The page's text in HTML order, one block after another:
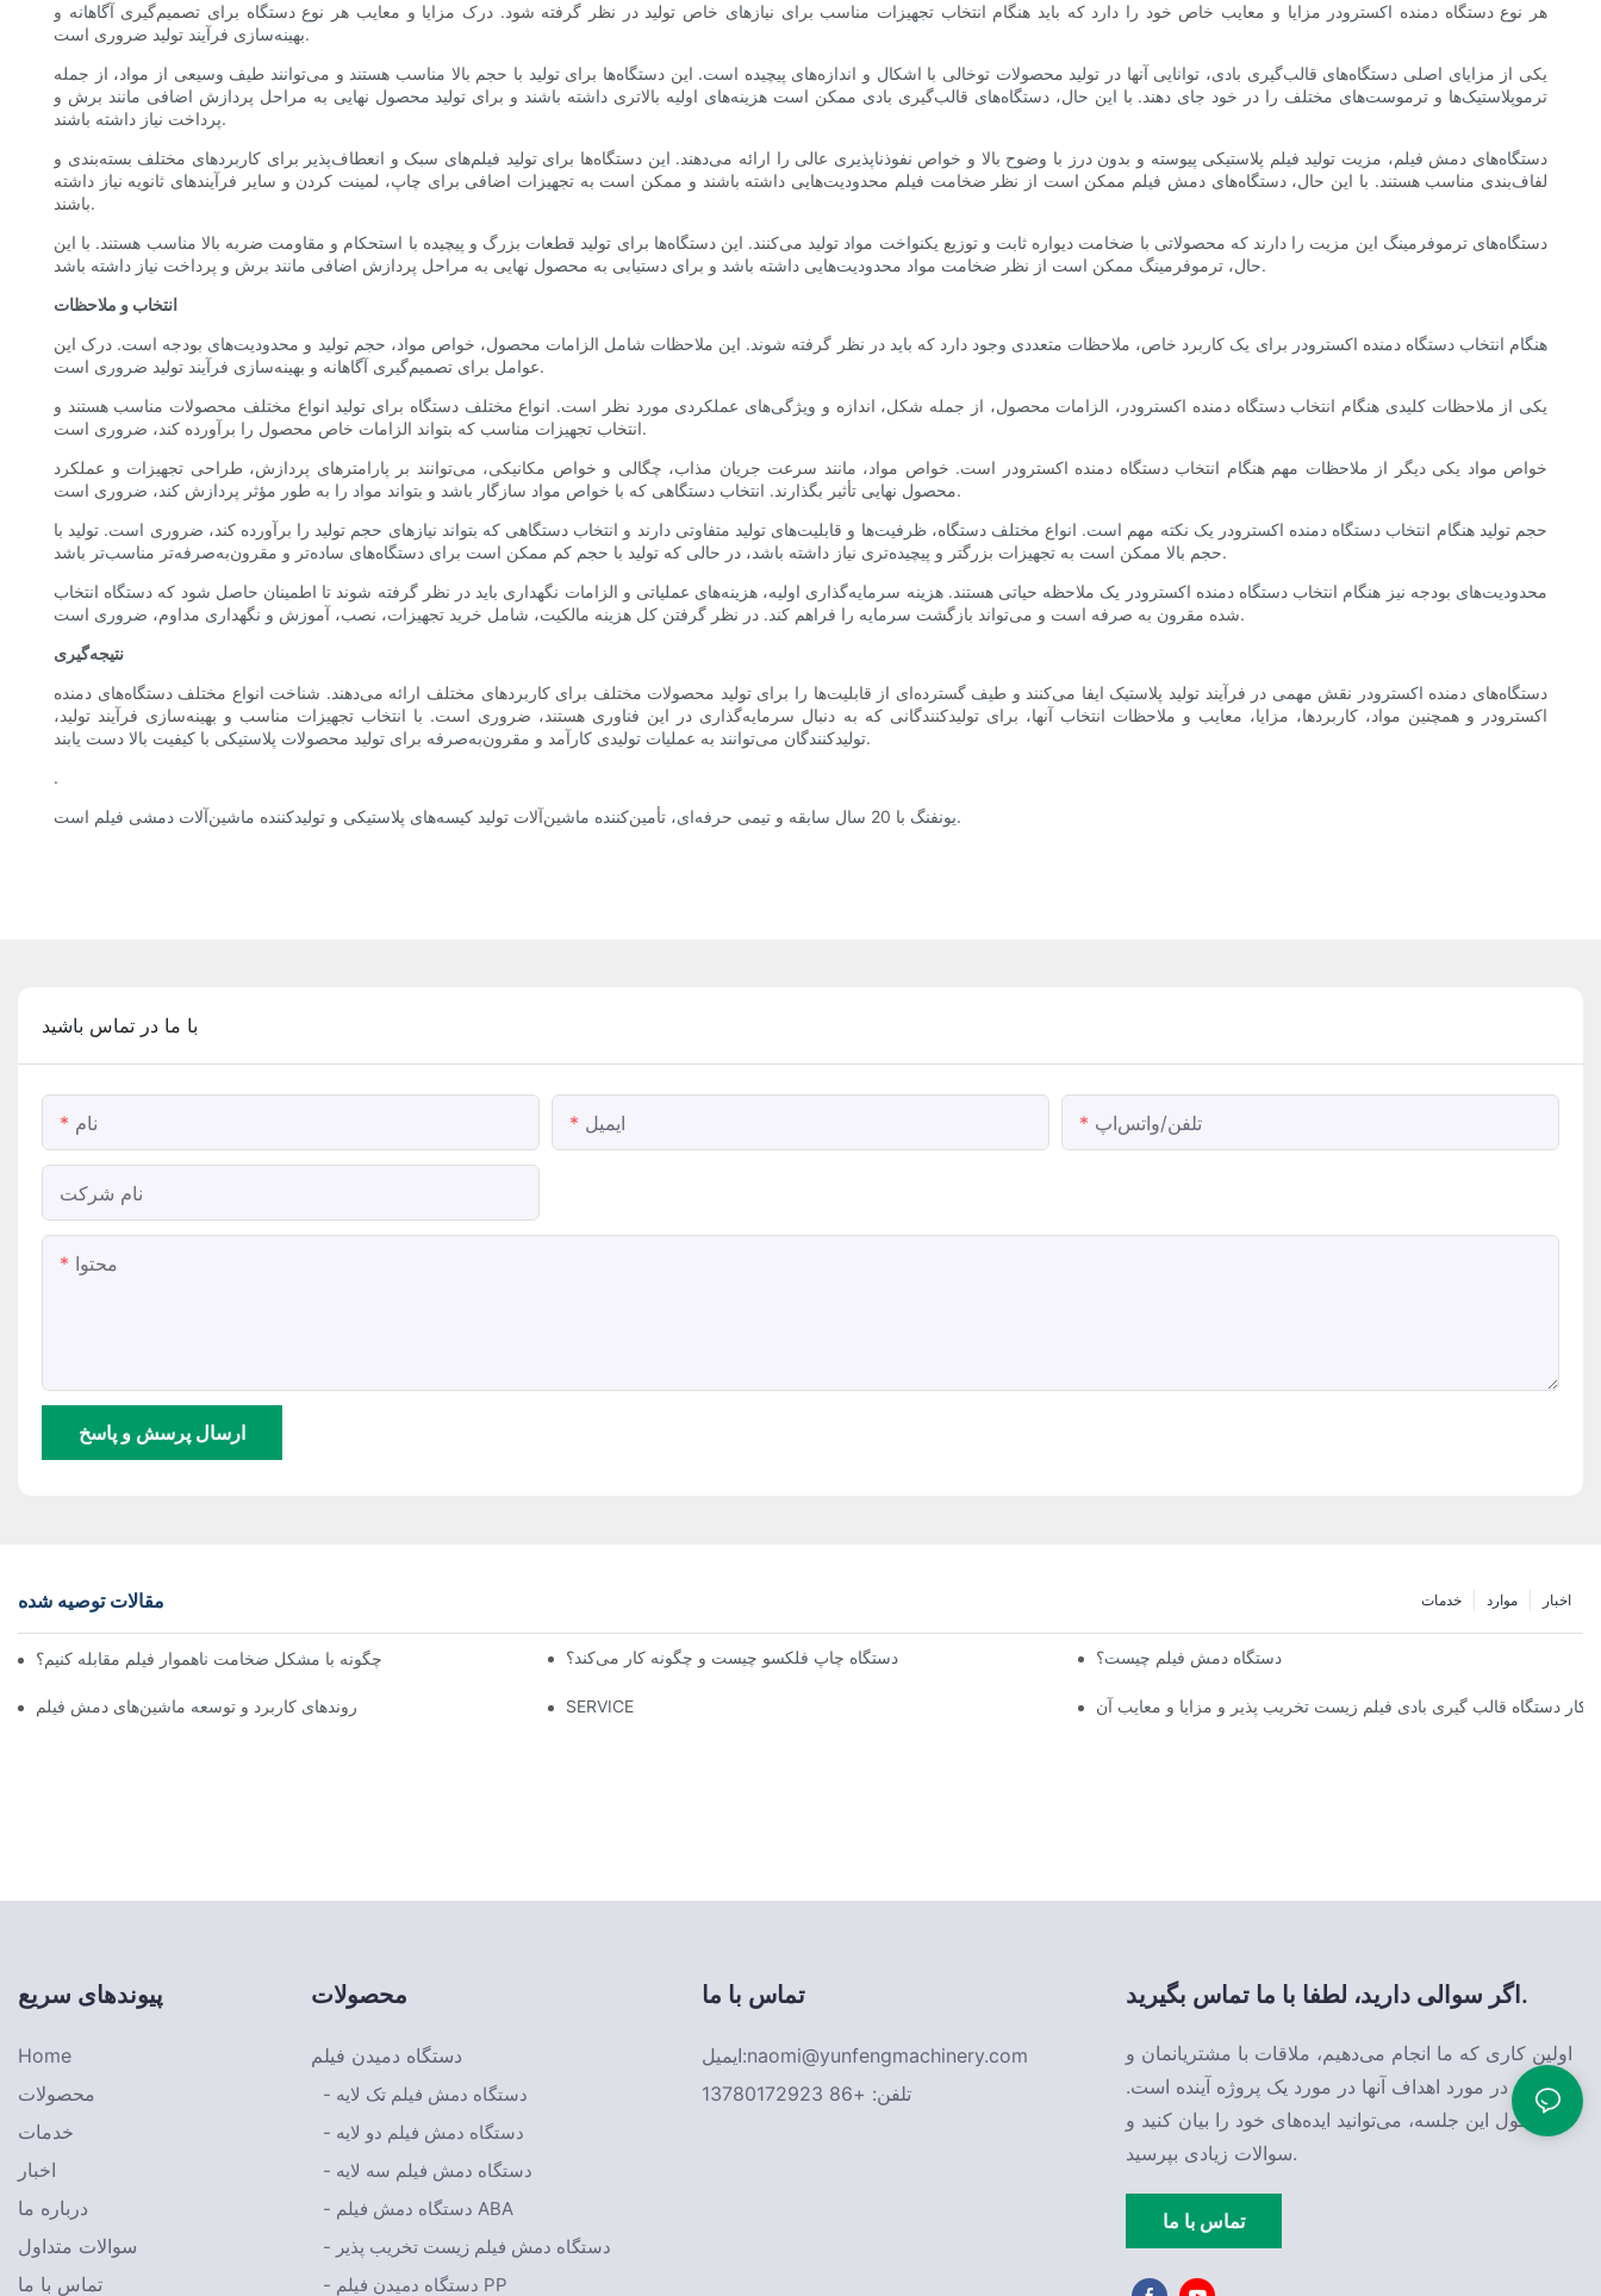
هر نوع دستگاه دمنده اکسترودر مزایا و معایب خاص خود را دارد که باید هنگام انتخاب تجهیزات مناسب برای نیازهای خاص تولید در نظر گرفته شود. درک مزایا و معایب هر نوع دستگاه برای تصمیم‌گیری آگاهانه و
بهینه‌سازی فرآیند تولید ضروری است.
یکی از مزایای اصلی دستگاه‌های قالب‌گیری بادی، توانایی آنها در تولید محصولات توخالی با اشکال و اندازه‌های پیچیده است. این دستگاه‌ها برای تولید با حجم بالا مناسب هستند و می‌توانند طیف وسیعی از مواد، از جمله
ترموپلاستیک‌ها و ترموست‌های مختلف را در خود جای دهند. با این حال، دستگاه‌های قالب‌گیری بادی ممکن است هزینه‌های اولیه بالاتری داشته باشند و برای تولید محصول نهایی به مراحل پردازش اضافی مانند برش و
پرداخت نیاز داشته باشند.
دستگاه‌های دمش فیلم، مزیت تولید فیلم پلاستیکی پیوسته و بدون درز با وضوح بالا و خواص نفوذناپذیری عالی را ارائه می‌دهند. این دستگاه‌ها برای تولید فیلم‌های سبک و انعطاف‌پذیر برای کاربردهای مختلف بسته‌بندی و
لفاف‌بندی مناسب هستند. با این حال، دستگاه‌های دمش فیلم ممکن است از نظر ضخامت فیلم محدودیت‌هایی داشته باشند و ممکن است به تجهیزات اضافی برای چاپ، لمینت کردن و سایر فرآیندهای ثانویه نیاز داشته
باشند.
دستگاه‌های ترموفرمینگ این مزیت را دارند که محصولاتی با ضخامت دیواره ثابت و توزیع یکنواخت مواد تولید می‌کنند. این دستگاه‌ها برای تولید قطعات بزرگ و پیچیده با استحکام و مقاومت ضربه بالا مناسب هستند. با این
حال، ترموفرمینگ ممکن است از نظر ضخامت مواد محدودیت‌هایی داشته باشد و برای دستیابی به محصول نهایی به مراحل پردازش اضافی مانند برش و پرداخت نیاز داشته باشد.
انتخاب و ملاحظات
هنگام انتخاب دستگاه دمنده اکسترودر برای یک کاربرد خاص، ملاحظات متعددی وجود دارد که باید در نظر گرفته شوند. این ملاحظات شامل الزامات محصول، خواص مواد، حجم تولید و محدودیت‌های بودجه است. درک این
عوامل برای تصمیم‌گیری آگاهانه و بهینه‌سازی فرآیند تولید ضروری است.
یکی از ملاحظات کلیدی هنگام انتخاب دستگاه دمنده اکسترودر، الزامات محصول، از جمله شکل، اندازه و ویژگی‌های عملکردی مورد نظر است. انواع مختلف دستگاه برای تولید انواع مختلف محصولات مناسب هستند و
انتخاب تجهیزات مناسب که بتواند الزامات خاص محصول را برآورده کند، ضروری است.
خواص مواد یکی دیگر از ملاحظات مهم هنگام انتخاب دستگاه دمنده اکسترودر است. خواص مواد، مانند سرعت جریان مذاب، چگالی و خواص مکانیکی، می‌توانند بر پارامترهای پردازش، طراحی تجهیزات و عملکرد
محصول نهایی تأثیر بگذارند. انتخاب دستگاهی که با خواص مواد سازگار باشد و بتواند مواد را به طور مؤثر پردازش کند، ضروری است.
حجم تولید هنگام انتخاب دستگاه دمنده اکسترودر یک نکته مهم است. انواع مختلف دستگاه، ظرفیت‌ها و قابلیت‌های تولید متفاوتی دارند و انتخاب دستگاهی که بتواند نیازهای حجم تولید را برآورده کند، ضروری است. تولید با
حجم بالا ممکن است به تجهیزات بزرگتر و پیچیده‌تری نیاز داشته باشد، در حالی که تولید با حجم کم ممکن است برای دستگاه‌های ساده‌تر و مقرون‌به‌صرفه‌تر مناسب‌تر باشد.
محدودیت‌های بودجه نیز هنگام انتخاب دستگاه دمنده اکسترودر یک ملاحظه حیاتی هستند. هزینه سرمایه‌گذاری اولیه، هزینه‌های عملیاتی و الزامات نگهداری باید در نظر گرفته شوند تا اطمینان حاصل شود که دستگاه انتخاب
شده مقرون به صرفه است و می‌تواند بازگشت سرمایه را فراهم کند. در نظر گرفتن کل هزینه مالکیت، شامل خرید تجهیزات، نصب، آموزش و نگهداری مداوم، ضروری است.
نتیجه‌گیری
دستگاه‌های دمنده اکسترودر نقش مهمی در فرآیند تولید پلاستیک ایفا می‌کنند و طیف گسترده‌ای از قابلیت‌ها را برای تولید محصولات مختلف برای کاربردهای مختلف ارائه می‌دهند. شناخت انواع مختلف دستگاه‌های دمنده
اکسترودر و همچنین مواد، کاربردها، مزایا، معایب و ملاحظات انتخاب آنها، برای تولیدکنندگانی که به دنبال سرمایه‌گذاری در این فناوری هستند، ضروری است. با انتخاب تجهیزات مناسب و بهینه‌سازی فرآیند تولید،
تولیدکنندگان می‌توانند به عملیات تولیدی کارآمد و مقرون‌به‌صرفه برای تولید محصولات پلاستیکی با کیفیت بالا دست یابند.
.
یونفنگ با 20 سال سابقه و تیمی حرفه‌ای، تأمین‌کننده ماشین‌آلات تولید کیسه‌های پلاستیکی و تولیدکننده ماشین‌آلات دمشی فیلم است.
با ما در تماس باشید
نام ایمیل تلفن/واتس‌اپ
نام شرکت
محتوا
ارسال پرسش و پاسخ
مقالات توصیه شده اخبار موارد خدمات
سوالات متداول در مورد تجهیزات دستگاه فیلم دمشی: چگونه با مشکل ضخامت ناهموار فیلم مقابله کنیم؟
دستگاه چاپ فلکسو چیست و چگونه کار می‌کند؟ دستگاه دمش فیلم چیست؟
روندهای کاربرد و توسعه ماشین‌های دمش فیلم SERVICE کار دستگاه قالب گیری بادی فیلم زیست تخریب پذیر و مزایا و معایب آن
پیوندهای سریع
Home
محصولات
خدمات
اخبار
درباره ما
سوالات متداول
تماس با ما
محصولات
دستگاه دمیدن فیلم
- دستگاه دمش فیلم تک لایه
- دستگاه دمش فیلم دو لایه
- دستگاه دمش فیلم سه لایه
- دستگاه دمش فیلم ABA
- دستگاه دمش فیلم زیست تخریب پذیر
- دستگاه دمیدن فیلم PP
تماس با ما
ایمیل:naomi@yunfengmachinery.com
تلفن: +86 13780172923
اگر سوالی دارید، لطفا با ما تماس بگیرید.
اولین کاری که ما انجام می‌دهیم، ملاقات با مشتریانمان و
صحبت در مورد اهداف آنها در مورد یک پروژه آینده است.
در طول این جلسه، می‌توانید ایده‌های خود را بیان کنید و
سوالات زیادی بپرسید.
تماس با ما